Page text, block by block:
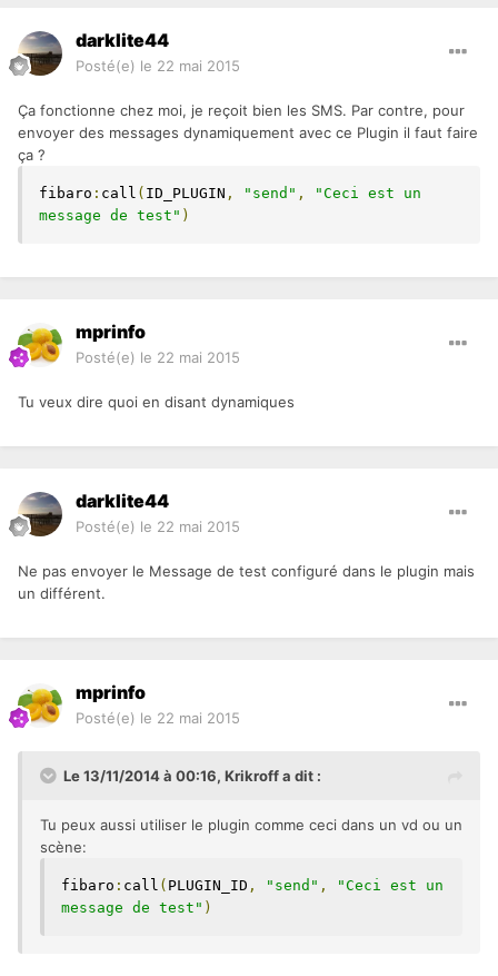
darklite44
Posté(e) le 22 mai 2015
Ça fonctionne chez moi, je reçoit bien les SMS. Par contre, pour
envoyer des messages dynamiquement avec ce Plugin il faut faire
ça ?
fibaro : call ( ID_PLUGIN , "send" ,
"Ceci est un
message de test" )
mprinfo
Posté(e) le 22 mai 2015
Tu veux dire quoi en disant dynamiques
darklite44
Posté(e) le 22 mai 2015
Ne pas envoyer le Message de test configuré dans le plugin mais
un différent.
mprinfo
Posté(e) le 22 mai 2015
Le 13/11/2014 à 00:16, Krikroff a dit :
Tu peux aussi utiliser le plugin comme ceci dans un vd ou un
scène:
fibaro : call ( PLUGIN_ID , "send" ,
"Ceci est un
message de test" )